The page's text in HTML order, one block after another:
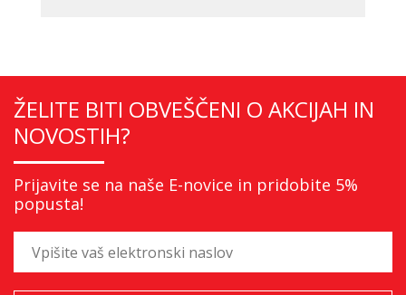
ŽELITE BITI OBVEŠČENI O AKCIJAH IN
NOVOSTIH?
Prijavite se na naše E-novice in pridobite 5%
popusta!